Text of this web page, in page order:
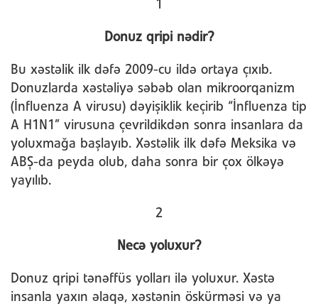
1
Donuz qripi nədir?
Bu xəstəlik ilk dəfə 2009-cu ildə ortaya çıxıb.
Donuzlarda xəstəliyə səbəb olan mikroorqanizm
(İnfluenza A virusu) dəyişiklik keçirib “İnfluenza tip
A H1N1” virusuna çevrildikdən sonra insanlara da
yoluxmağa başlayıb. Xəstəlik ilk dəfə Meksika və
ABŞ-da peyda olub, daha sonra bir çox ölkəyə
yayılıb.
2
Necə yoluxur?
Donuz qripi tənəffüs yolları ilə yoluxur. Xəstə
insanla yaxın əlaqə, xəstənin öskürməsi və ya